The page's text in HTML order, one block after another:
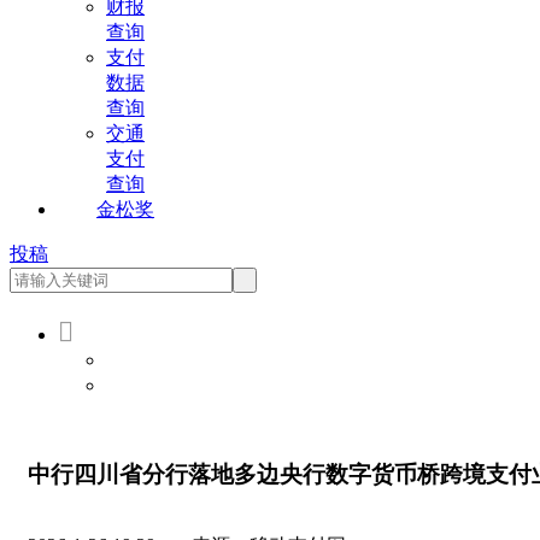
财报
查询
支付
数据
查询
交通
支付
查询
金松奖
投稿

中行四川省分行落地多边央行数字货币桥跨境支付